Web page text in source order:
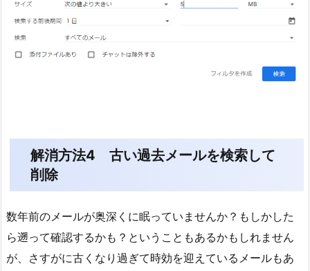
解消方法4 古い過去メールを検索して
削除
数年前のメールが奥深くに眠っていませんか？もしかした
ら遡って確認するかも？ということもあるかもしれません
が、さすがに古くなり過ぎて時効を迎えているメールもあ